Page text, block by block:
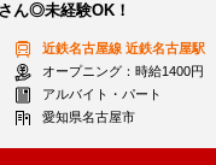
ん◎未経験OK！
近鉄名古屋線 近鉄名古屋駅
オープニング：時給1400円 通常：時給
アルバイト・パート
愛知県名古屋市